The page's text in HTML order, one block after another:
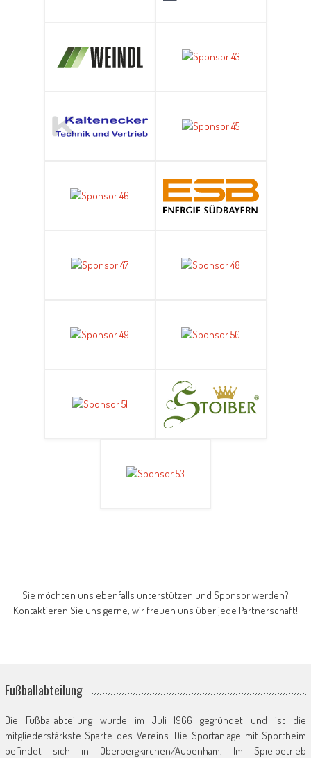
Sie möchten uns ebenfalls unterstützen und Sponsor werden?
Kontaktieren Sie uns gerne, wir freuen uns über jede Partnerschaft!
Fußballabteilung
Die Fußballabteilung wurde im Juli 1966 gegründet und ist die
mitgliederstärkste Sparte des Vereins. Die Sportanlage mit Sportheim
befindet sich in Oberbergkirchen/Aubenham. Im Spielbetrieb